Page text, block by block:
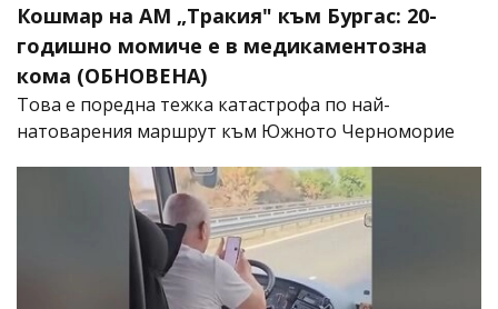
Кошмар на АМ „Тракия" към Бургас: 20-
годишно момиче е в медикаментозна
кома (ОБНОВЕНА)
Това е поредна тежка катастрофа по най-
натоварения маршрут към Южното Черноморие